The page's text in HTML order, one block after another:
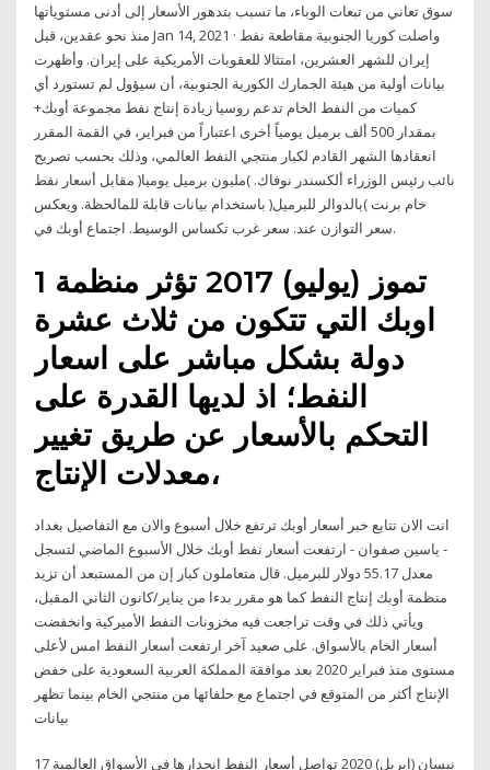
سوق تعاني من تبعات الوباء، ما تسبب بتدهور الأسعار إلى أدنى مستوياتها
منذ نحو عقدين، قبل Jan 14, 2021 · واصلت كوريا الجنوبية مقاطعة نفط
إيران للشهر العشرين، امتثالا للعقوبات الأمريكية على إيران. وأظهرت
بيانات أولية من هيئة الجمارك الكورية الجنوبية، أن سيؤول لم تستورد أي
كميات من النفط الخام تدعم روسيا زيادة إنتاج نفط مجموعة أوبك+
بمقدار 500 ألف برميل يومياً أخرى اعتباراً من فبراير، في القمة المقرر
انعقادها الشهر القادم لكبار منتجي النفط العالمي، وذلك بحسب تصريح
نائب رئيس الوزراء ألكسندر نوفاك. )مليون برميل يوميا( مقابل أسعار نفط
خام برنت )بالدوالر للبرميل( باستخدام بيانات قابلة للمالحظة. ويعكس
سعر التوازن عند. سعر غرب تكساس الوسيط. اجتماع أوبك في.
1 تموز (يوليو) 2017 تؤثر منظمة
اوبك التي تتكون من ثلاث عشرة
دولة بشكل مباشر على اسعار
النفط؛ اذ لديها القدرة على
التحكم بالأسعار عن طريق تغيير
معدلات الإنتاج،
انت الان تتابع خبر أسعار أوبك ترتفع خلال أسبوع والان مع التفاصيل بغداد
- ياسين صفوان - ارتفعت أسعار نفط أوبك خلال الأسبوع الماضي لتسجل
معدل 55.17 دولار للبرميل. قال متعاملون كبار إن من المستبعد أن تزيد
منظمة أوبك إنتاج النفط كما هو مقرر بدءا من يناير/كانون الثاني المقبل،
ويأتي ذلك في وقت تراجعت فيه مخزونات النفط الأميركية وانخفضت
أسعار الخام بالأسواق. على صعيد آخر ارتفعت أسعار النفط امس لأعلى
مستوى منذ فبراير 2020 بعد موافقة المملكة العربية السعودية على خفض
الإنتاج أكثر من المتوقع في اجتماع مع حلفائها من منتجي الخام بينما تظهر
بيانات
17 نيسان (إبريل) 2020 تواصل أسعار النفط انحدارها في الأسواق العالمية